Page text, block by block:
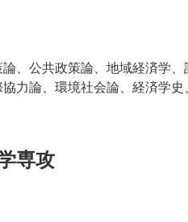
、公共政策論、地域経済学
力論、環境社会論、経済学
専攻